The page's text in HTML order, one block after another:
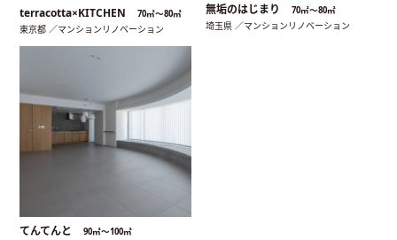
terracotta×KITCHEN 70㎡〜80㎡
東京都 ／マンションリノベーション
無垢のはじまり 70㎡〜80㎡
埼玉県 ／マンションリノベーション
てんてんと 90㎡〜100㎡